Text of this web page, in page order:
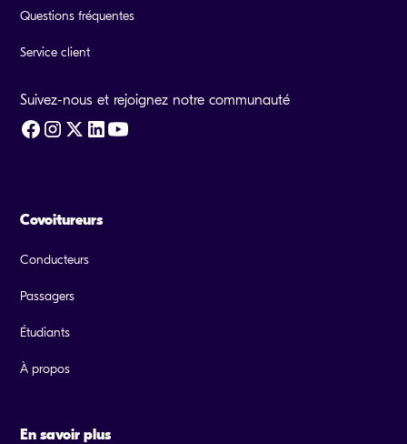
Questions fréquentes
Service client
Suivez-nous et rejoignez notre communauté
Covoitureurs
Conducteurs
Passagers
Étudiants
À propos
En savoir plus